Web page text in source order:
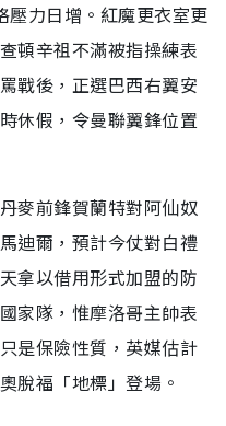
壓力日增。紅魔更衣室更
頓辛祖不滿被指操練表
戰後，正選巴西右翼安
休假，令曼聯翼鋒位置
麥前鋒賀蘭特對阿仙奴
迪爾，預計今仗對白禮
拿以借用形式加盟的防
家隊，惟摩洛哥主帥表
是保險性質，英媒估計
脫福「地標」登場。